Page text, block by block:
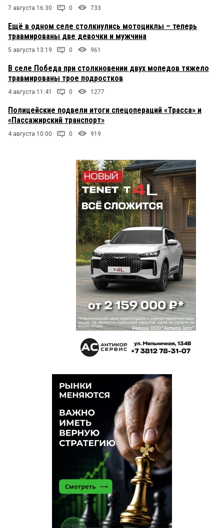
7 августа 16:30 0 733
Ещё в одном селе столкнулись мотоциклы – теперь
травмированы две девочки и мужчина
5 августа 13:19 0 961
В селе Победа при столкновении двух мопедов тяжело
травмированы трое подростков
4 августа 11:41 0 1277
Полицейские подвели итоги спецопераций «Трасса» и
«Пассажирский транспорт»
4 августа 10:00 0 919